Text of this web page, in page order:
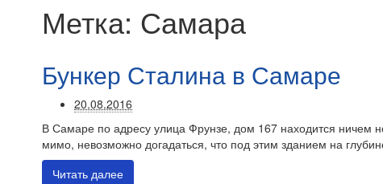
Метка: Самара
Бункер Сталина в Самаре
20.08.2016
В Самаре по адресу улица Фрунзе, дом 167 находится ничем
мимо, невозможно догадаться, что под этим зданием на
Читать далее